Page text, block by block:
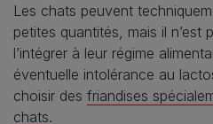
Les chats peuvent
petites quantités, mais il n’est
l’intégrer à leur régime
éventuelle intolérance au
choisir des friandises
chats.